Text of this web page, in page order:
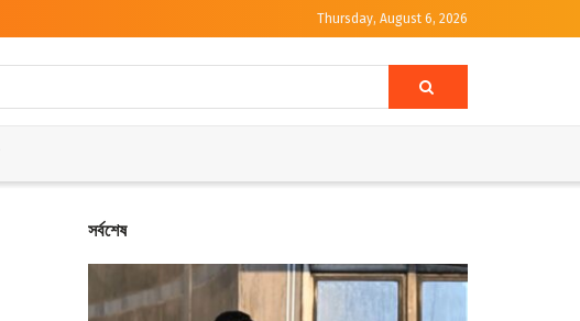
Thursday, August 6, 2026
সর্বশেষ